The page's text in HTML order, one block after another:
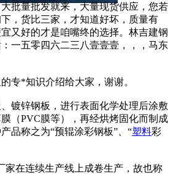
批量批发就来，大量现货供应，您若
，货比三家，才知道好坏，质量有
又好的才是咱嘴终的选择。林吉建钢
一五零四六二三八壹壹壹，，，马东
专*知识介绍给大家，谢谢。
镀锌钢板，进行表面化学处理后涂敷
膜（PVC膜等），再经烘烤固化而制成
品称之为“预辊涂彩钢板”、“塑料彩
家在连续生产线上成卷生产，故也称